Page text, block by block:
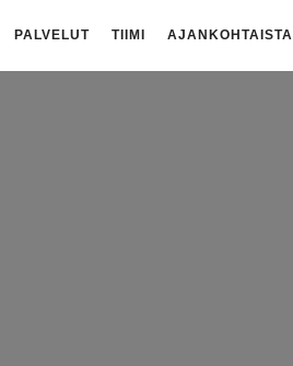
PALVELUT TIIMI AJANKOHTAISTA